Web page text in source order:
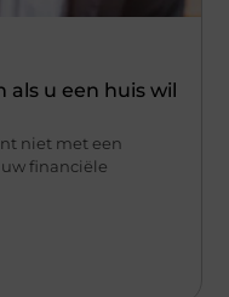
u een huis wil
niet met een
financiële